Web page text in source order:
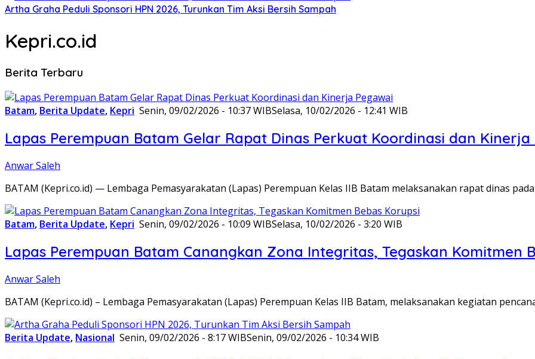
Artha Graha Peduli Sponsori HPN 2026, Turunkan Tim Aksi Bersih Sampah
Kepri.co.id
Berita Terbaru
Batam, Berita Update, Kepri Senin, 09/02/2026 - 10:37 WIBSelasa, 10/02/2026 - 12:41 WIB
Lapas Perempuan Batam Gelar Rapat Dinas Perkuat Koordinasi dan Kinerja
Anwar Saleh
BATAM (Kepri.co.id) — Lembaga Pemasyarakatan (Lapas) Perempuan Kelas IIB Batam melaksanakan rapat dinas
Batam, Berita Update, Kepri Senin, 09/02/2026 - 10:09 WIBSelasa, 10/02/2026 - 3:20 WIB
Lapas Perempuan Batam Canangkan Zona Integritas, Tegaskan Komitmen
Anwar Saleh
BATAM (Kepri.co.id) – Lembaga Pemasyarakatan (Lapas) Perempuan Kelas IIB Batam, melaksanakan kegiatan
Berita Update, Nasional Senin, 09/02/2026 - 8:17 WIBSenin, 09/02/2026 - 10:34 WIB